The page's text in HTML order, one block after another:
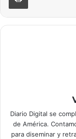
Diario Digital se
de América.
para diseminar y